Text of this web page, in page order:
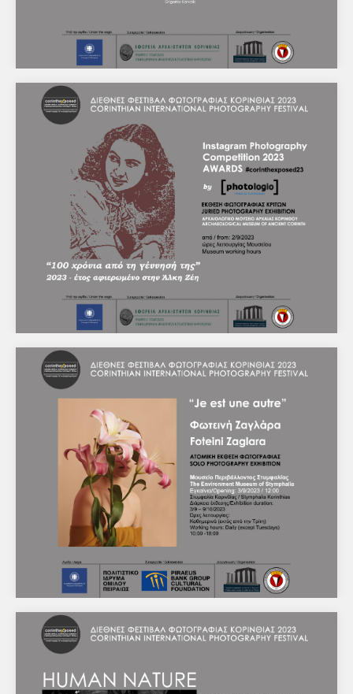
Έκθεση με τις βραβευμένες φωτογραφίες του
διεθνούς διαγωνισμού 'Αέναος χορός'
Υπουργείο Πολιτισμού - Εφορεία Αρχαιοτήτων
ΚορινθίαςΑρχαιολογικό Μουσείο Αρχαίας
ΚορίνθουΔιεθνές Φεστιβάλ Φωτογραφίας Κορινθίας
2023ΔΕΛΤΙΟ ΤΥΠΟΥ 23/8/2023 Το Φεστιβάλ
Φωτογραφίας…
Έκθεση φωτογραφίας Instagram Competition
2023 by Photologio
Υπουργείο Πολιτισμού - Εφορεία Αρχαιοτήτων
Κορινθίας Αρχαιολογικό Μουσείο Αρχαίας Κορίνθου
Διεθνές Φεστιβάλ Φωτογραφίας Κορινθίας 2023 Corinth
Exposed Photography Festival…
Ατομική έκθεση φωτογραφίας της Φωτεινής
Ζαγλάρα με τίτλο “Je est une autre”
ΔΕΛΤΙΟ ΤΥΠΟΥ Αθήνα, 10 Αυγούστου 2023 Διεθνές